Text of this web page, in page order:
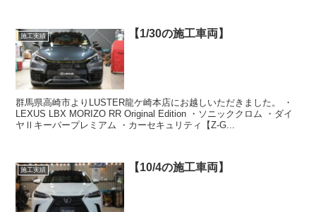
施工実績 【1/30の施工車両】
群馬県高崎市よりLUSTER龍ケ崎本店にお越しいただきました。 ・
LEXUS LBX MORIZO RR Original Edition ・ソニッククロム ・ダイ
ヤⅡキーパープレミアム ・カーセキュリティ【Z-G...
施工実績 【10/4の施工車両】